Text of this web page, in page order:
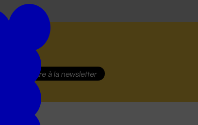
S'inscrire à la newsletter